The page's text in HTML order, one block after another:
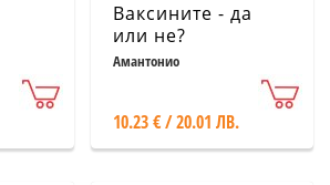
Ваксините - да
или не?
Амантонио
10.23 € / 20.01 ЛВ.